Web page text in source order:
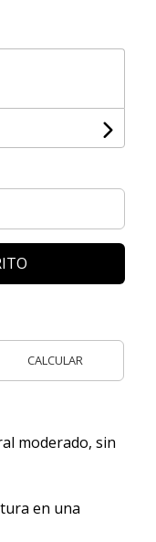
CALCULAR
moderado, sin
en una